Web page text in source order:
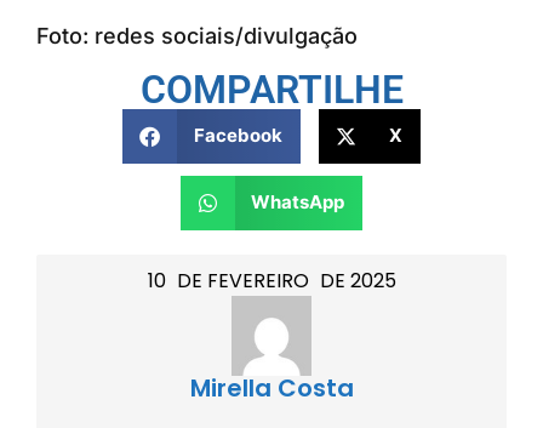
10 DE FEVEREIRO DE 2025
Mirella Costa
Foto: redes sociais/divulgação
COMPARTILHE
Facebook X
WhatsApp